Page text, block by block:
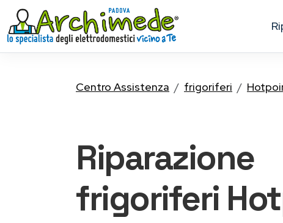
Centro Assistenza frigoriferi
Riparazione
frigoriferi